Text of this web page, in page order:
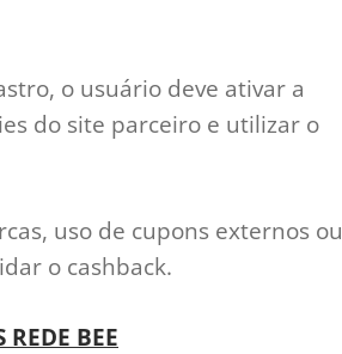
o usuário deve ativar a
do site parceiro e utilizar o
uso de cupons externos ou
o cashback.
REDE BEE